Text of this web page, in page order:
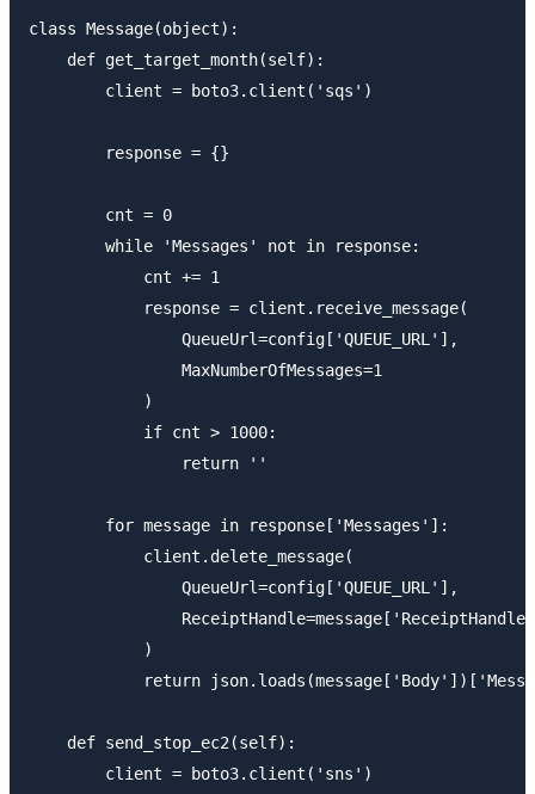
class Message(object):
    def get_target_month(self):
        client = boto3.client('sqs')
        response = {}
        cnt = 0
        while 'Messages' not in response:
            cnt += 1
            response = client.receive_message(
                QueueUrl=config['QUEUE_URL'],
                MaxNumberOfMessages=1
            )
            if cnt > 1000:
                return ''
        for message in response['Messages']:
            client.delete_message(
                QueueUrl=config['QUEUE_URL'],
            )
return
    def send_stop_ec2(self):
        client = boto3.client('sns')